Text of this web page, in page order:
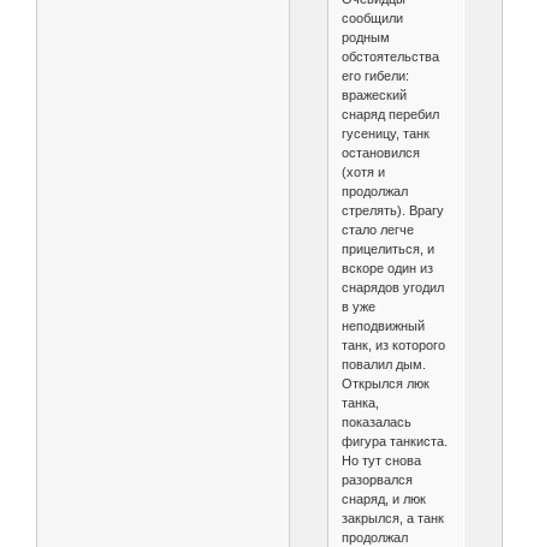
сообщили
родным
обстоятельства
его гибели:
вражеский
снаряд перебил
гусеницу, танк
остановился
(хотя и
продолжал
стрелять). Врагу
стало легче
прицелиться, и
вскоре один из
снарядов угодил
в уже
неподвижный
танк, из которого
повалил дым.
Открылся люк
танка,
показалась
фигура танкиста.
Но тут снова
разорвался
снаряд, и люк
закрылся, а танк
продолжал